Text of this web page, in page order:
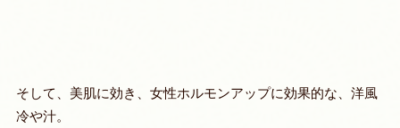
そして、美肌に効き、女性ホルモンアップに効果的な、洋風
冷や汁。